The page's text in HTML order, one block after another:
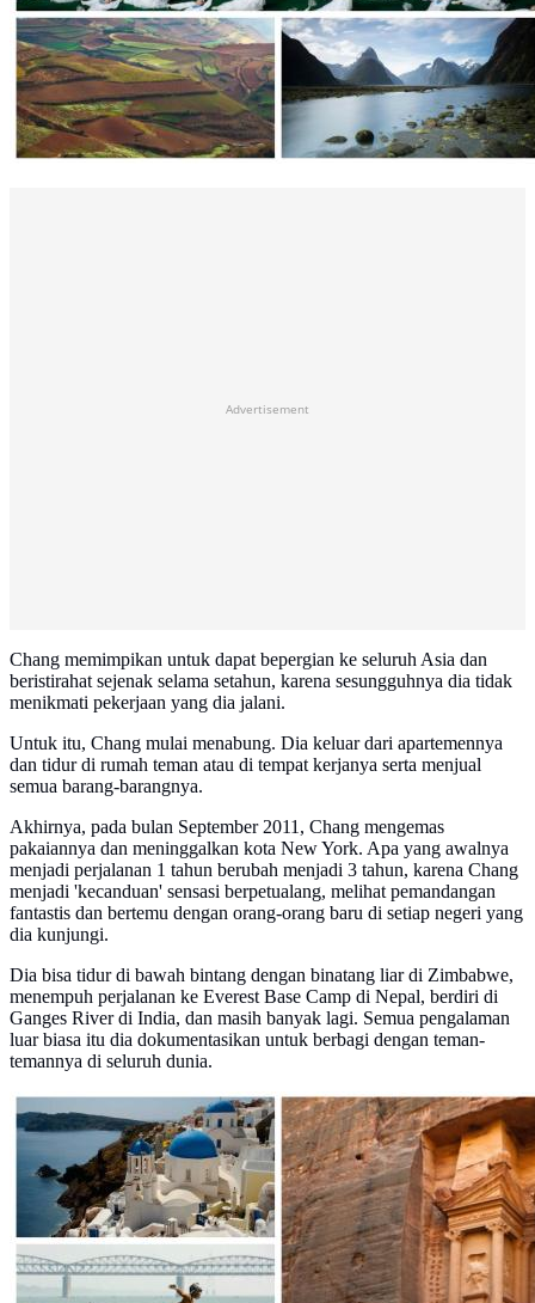
Advertisement
Chang memimpikan untuk dapat bepergian ke seluruh Asia dan
beristirahat sejenak selama setahun, karena sesungguhnya dia tidak
menikmati pekerjaan yang dia jalani.
Untuk itu, Chang mulai menabung. Dia keluar dari apartemennya
dan tidur di rumah teman atau di tempat kerjanya serta menjual
semua barang-barangnya.
Akhirnya, pada bulan September 2011, Chang mengemas
pakaiannya dan meninggalkan kota New York. Apa yang awalnya
menjadi perjalanan 1 tahun berubah menjadi 3 tahun, karena Chang
menjadi 'kecanduan' sensasi berpetualang, melihat pemandangan
fantastis dan bertemu dengan orang-orang baru di setiap negeri yang
dia kunjungi.
Dia bisa tidur di bawah bintang dengan binatang liar di Zimbabwe,
menempuh perjalanan ke Everest Base Camp di Nepal, berdiri di
Ganges River di India, dan masih banyak lagi. Semua pengalaman
luar biasa itu dia dokumentasikan untuk berbagi dengan teman-
temannya di seluruh dunia.